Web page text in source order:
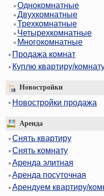
Однокомнатные
Двухкомнатные
Трехкомнатные
Четырехкомнатные
Многокомнатные
Продажа комнат
Куплю квартиру/
Новостройки
Новостройки продажа
Аренда
Снять квартиру
Снять комнату
Аренда элитная
Аренда посуточная
Арендуем квартиру/